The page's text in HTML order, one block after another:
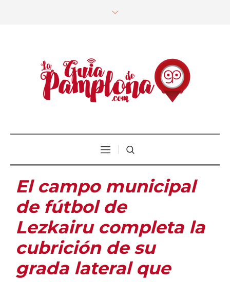
El campo municipal
de fútbol de
Lezkairu completa la
cubrición de su
grada lateral que